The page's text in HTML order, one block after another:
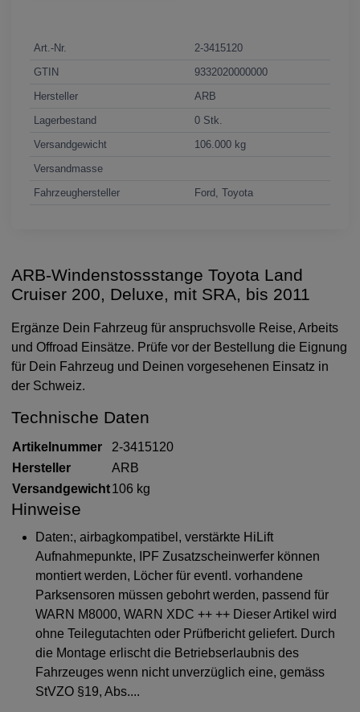
Art.-Nr.
2-3415120
GTIN
9332020000000
Hersteller
ARB
Lagerbestand
0 Stk.
Versandgewicht
106.000 kg
Versandmasse
Fahrzeughersteller
Ford, Toyota
ARB-Windenstossstange Toyota Land
Cruiser 200, Deluxe, mit SRA, bis 2011
Ergänze Dein Fahrzeug für anspruchsvolle Reise, Arbeits
und Offroad Einsätze. Prüfe vor der Bestellung die Eignung
für Dein Fahrzeug und Deinen vorgesehenen Einsatz in
der Schweiz.
Technische Daten
Artikelnummer
2-3415120
Hersteller
ARB
Versandgewicht106 kg
Hinweise
Daten:, airbagkompatibel, verstärkte HiLift
Aufnahmepunkte, IPF Zusatzscheinwerfer können
montiert werden, Löcher für eventl. vorhandene
Parksensoren müssen gebohrt werden, passend für
WARN M8000, WARN XDC ++ ++ Dieser Artikel wird
ohne Teilegutachten oder Prüfbericht geliefert. Durch
die Montage erlischt die Betriebserlaubnis des
Fahrzeuges wenn nicht unverzüglich eine, gemäss
StVZO §19, Abs....